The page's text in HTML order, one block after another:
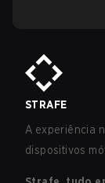
STRAFE
A experiência
dispositivos